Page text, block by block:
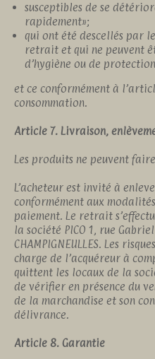
susceptibles de se
rapidement»;
qui ont été descellés par
retrait et qui ne peuvent
d’hygiène ou de
et ce conformément à
consommation.
Article 7. Livraison,
Les produits ne peuvent
L’acheteur est invité à
conformément aux
paiement. Le retrait
la société PICO 1, rue
CHAMPIGNEULLES. Les
charge de l’acquéreur à
quittent les locaux de la
de vérifier en présence du
de la marchandise et son
délivrance.
Article 8. Garantie